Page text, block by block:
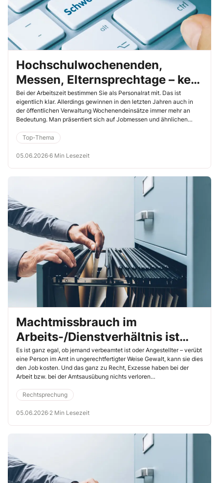
Hochschulwochenenden,
Messen, Elternsprechtage – kein
Wochenendeinsatz ohne Sie!
Bei der Arbeitszeit bestimmen Sie als Personalrat mit. Das ist
eigentlich klar. Allerdings gewinnen in den letzten Jahren auch in
der öffentlichen Verwaltung Wochenendeinsätze immer mehr an
Bedeutung. Man präsentiert sich auf Jobmessen und ähnlichen
manchmal freiwillig im Einsatz. Und für Sie als Gremium stellt sich
die Frage: Bestimmen wir bei diesen Einsätzen mit? Ja, sagt das
Oberverwaltungsgericht Nordrhein-Westfalen (15.10.2025, Az. 33 A
Sie im Rahmen der Mitbestimmung achten sollten, habe ich Ihnen
Top-Thema
05.06.2026·6 Min Lesezeit
Machtmissbrauch im
Arbeits-/Dienstverhältnis ist
immer inakzeptabel
Es ist ganz egal, ob jemand verbeamtet ist oder Angestellter – verübt
eine Person im Amt in ungerechtfertigter Weise Gewalt, kann sie dies
den Job kosten. Und das ganz zu Recht, Exzesse haben bei der
Arbeit bzw. bei der Amtsausübung nichts verloren
993/24.WI.D)!
Rechtsprechung
05.06.2026·2 Min Lesezeit